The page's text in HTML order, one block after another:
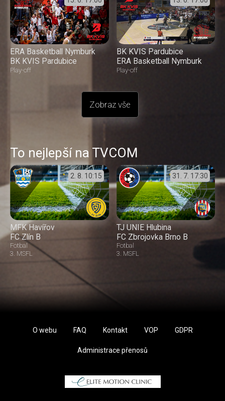
ERA Basketball Nymburk
BK KVIS Pardubice
Play-off
BK KVIS Pardubice
ERA Basketball Nymburk
Play-off
Zobraz vše
To nejlepší na TVCOM
2. 8. 10:15
MFK Havířov
FC Zlín B
Fotbal
3. MSFL
31. 7. 17:30
TJ UNIE Hlubina
FC Zbrojovka Brno B
Fotbal
3. MSFL
O webu FAQ Kontakt VOP GDPR
Administrace přenosů